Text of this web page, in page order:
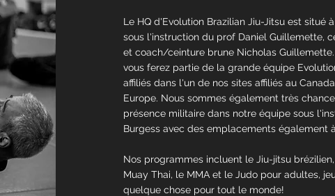
Le HQ d'Evolution Brazilian Jiu-Jitsu est situé
sous l'instruction du prof Daniel Guillemette,
et coach/ceinture brune Nicholas
vous ferez partie de la grande équipe
affiliés dans l'un de nos sites affiliés au
Europe. Nous sommes également très
présence militaire dans notre équipe sous
Burgess avec des emplacements également
Nos programmes incluent le Jiu-jitsu
Muay Thai, le MMA et le Judo pour adultes,
quelque chose pour tout le monde!